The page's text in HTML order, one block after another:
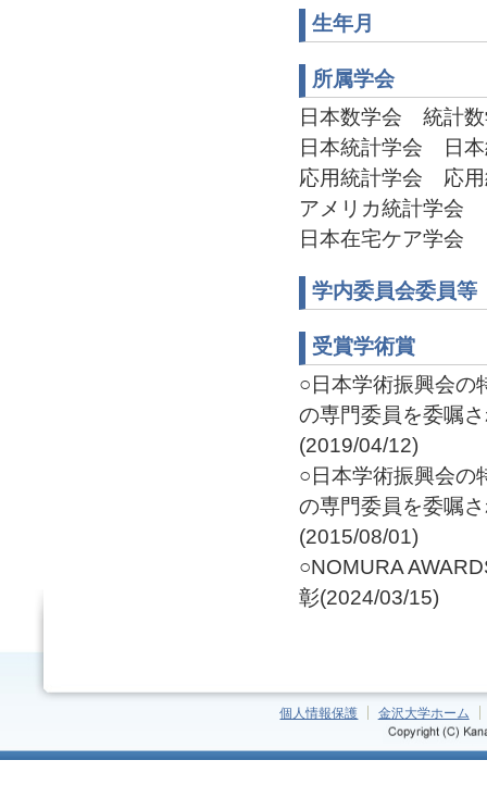
生年月
所属学会
日本数学会 統計
日本統計学会 日
応用統計学会 応
アメリカ統計学会
日本在宅ケア学会
学内委員会委員等
受賞学術賞
○日本学術振興会の
の専門委員を委嘱
(2019/04/12)
○日本学術振興会の
の専門委員を委嘱
(2015/08/01)
○NOMURA
彰(2024/03/15)
個人情報保護 金沢大学ホーム